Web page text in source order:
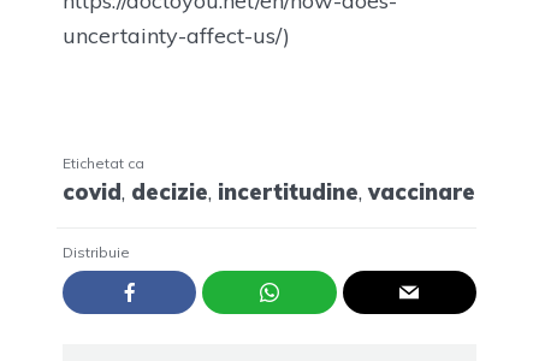
uncertainty-affect-us/)
Etichetat ca
covid, decizie, incertitudine,vaccinare
Distribuie